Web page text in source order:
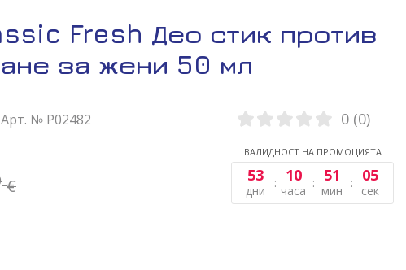
Fresh Део стик против
за жени 50 мл
№ P02482 0 (0)
€
ВАЛИДНОСТ НА ПРОМОЦИЯТА
53
дни
10
часа
51
мин
05
сек